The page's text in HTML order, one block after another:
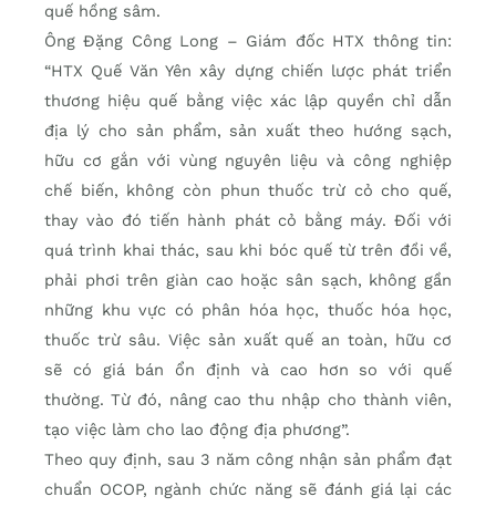
quế hồng sâm.
Ông Đặng Công Long – Giám đốc HTX thông tin:
“HTX Quế Văn Yên xây dựng chiến lược phát triển
thương hiệu quế bằng việc xác lập quyền chỉ dẫn
địa lý cho sản phẩm, sản xuất theo hướng sạch,
hữu cơ gắn với vùng nguyên liệu và công nghiệp
chế biến, không còn phun thuốc trừ cỏ cho quế,
thay vào đó tiến hành phát cỏ bằng máy. Đối với
quá trình khai thác, sau khi bóc quế từ trên đồi về,
phải phơi trên giàn cao hoặc sân sạch, không gần
những khu vực có phân hóa học, thuốc hóa học,
thuốc trừ sâu. Việc sản xuất quế an toàn, hữu cơ
sẽ có giá bán ổn định và cao hơn so với quế
thường. Từ đó, nâng cao thu nhập cho thành viên,
tạo việc làm cho lao động địa phương”.
Theo quy định, sau 3 năm công nhận sản phẩm đạt
chuẩn OCOP, ngành chức năng sẽ đánh giá lại các